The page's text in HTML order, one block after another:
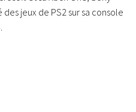
jeux de PS2 sur sa console